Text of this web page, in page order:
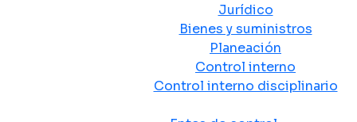
Jurídico
Bienes y suministros
Planeación
Control interno
Control interno disciplinario